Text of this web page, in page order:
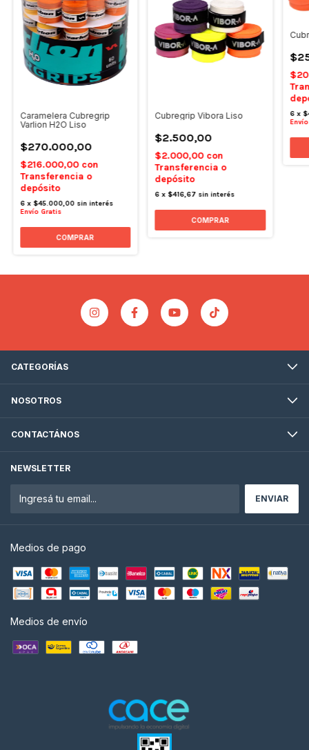
Caramelera Cubregrip
Varlion H2O Liso
$270.000,00
$216.000,00 con
Transferencia o
depósito
6 x $45.000,00 sin interés
Envío Gratis
COMPRAR
Cubregrip Vibora Liso
$2.500,00
$2.000,00 con
Transferencia o
depósito
6 x$416,67 sin interés
COMPRAR
6 x
CATEGORÍAS
NOSOTROS
CONTACTÁNOS
NEWSLETTER
Medios de pago
Medios de envío